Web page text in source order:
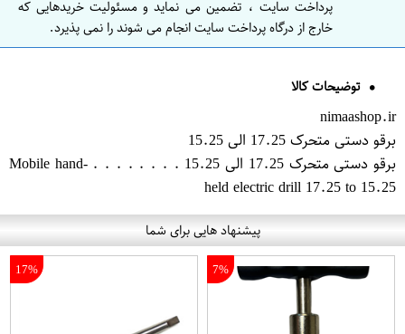
پرداخت سایت ، تضمین می نماید و مسئولیت خریدهایی که
خارج از درگاه پرداخت سایت انجام می شوند را نمی پذیرد.
توضیحات کالا
nimaashop.ir
برقو دستی متحرک 17.25 الی 15.25
برقو دستی متحرک 17.25 الی 15.25 . . . . . . . . Mobile ha​nd-
held electric drill 17.25 to 15.25
پیشنهاد هایی برای شما
7%
17%